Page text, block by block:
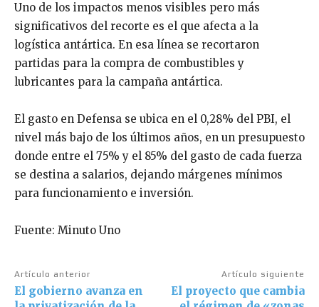
Uno de los impactos menos visibles pero más
significativos del recorte es el que afecta a la
logística antártica. En esa línea se recortaron
partidas para la compra de combustibles y
lubricantes para la campaña antártica.
El gasto en Defensa se ubica en el 0,28% del PBI, el
nivel más bajo de los últimos años, en un presupuesto
donde entre el 75% y el 85% del gasto de cada fuerza
se destina a salarios, dejando márgenes mínimos
para funcionamiento e inversión.
Fuente: Minuto Uno
Artículo anterior
El gobierno avanza en
Artículo siguiente
El proyecto que cambia